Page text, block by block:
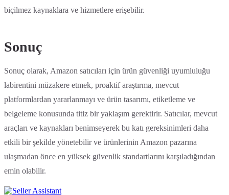
biçilmez kaynaklara ve hizmetlere erişebilir.
Sonuç
Sonuç olarak, Amazon satıcıları için ürün güvenliği uyumluluğu
labirentini müzakere etmek, proaktif araştırma, mevcut
platformlardan yararlanmayı ve ürün tasarımı, etiketleme ve
belgeleme konusunda titiz bir yaklaşım gerektirir. Satıcılar, mevcut
araçları ve kaynakları benimseyerek bu katı gereksinimleri daha
etkili bir şekilde yönetebilir ve ürünlerinin Amazon pazarına
ulaşmadan önce en yüksek güvenlik standartlarını karşıladığından
emin olabilir.